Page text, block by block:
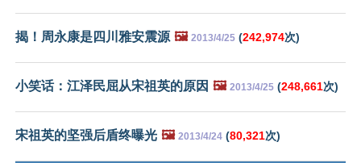
揭！周永康是四川雅安震源 🖼️ 2013/4/25 (242,974次)
小笑话：江泽民屈从宋祖英的原因 🖼️ 2013/4/25 (248,661次)
宋祖英的坚强后盾终曝光 🖼️ 2013/4/24 (80,321次)